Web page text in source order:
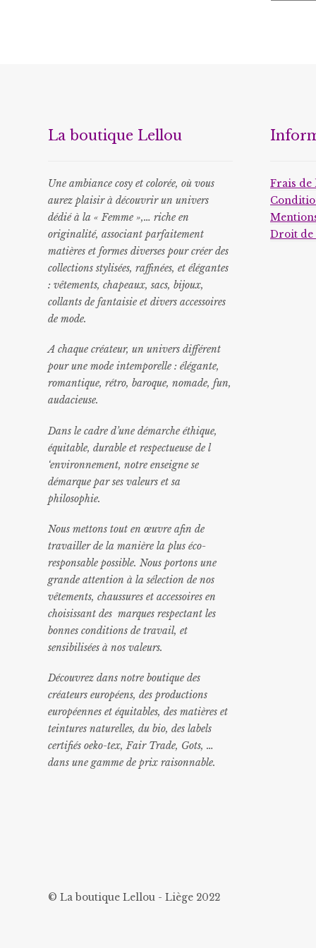
La boutique Lellou
Une ambiance cosy et colorée, où vous
aurez plaisir à découvrir un univers
dédié à la « Femme »,… riche en
originalité, associant parfaitement
matières et formes diverses pour créer des
collections stylisées, raffinées, et élégantes
: vêtements, chapeaux, sacs, bijoux,
collants de fantaisie et divers accessoires
de mode.
A chaque créateur, un univers différent
pour une mode intemporelle : élégante,
romantique, rétro, baroque, nomade, fun,
audacieuse.
Dans le cadre d’une démarche éthique,
équitable, durable et respectueuse de l
‘environnement, notre enseigne se
démarque par ses valeurs et sa
philosophie.
Nous mettons tout en œuvre afin de
travailler de la manière la plus éco-
responsable possible. Nous portons une
grande attention à la sélection de nos
vêtements, chaussures et accessoires en
choisissant des marques respectant les
bonnes conditions de travail, et
sensibilisées à nos valeurs.
Découvrez dans notre boutique des
créateurs européens, des productions
européennes et équitables, des matières et
teintures naturelles, du bio, des labels
certifiés oeko-tex, Fair Trade, Gots, …
dans une gamme de prix raisonnable.
Frais
Droit de
© La boutique Lellou - Liège 2022